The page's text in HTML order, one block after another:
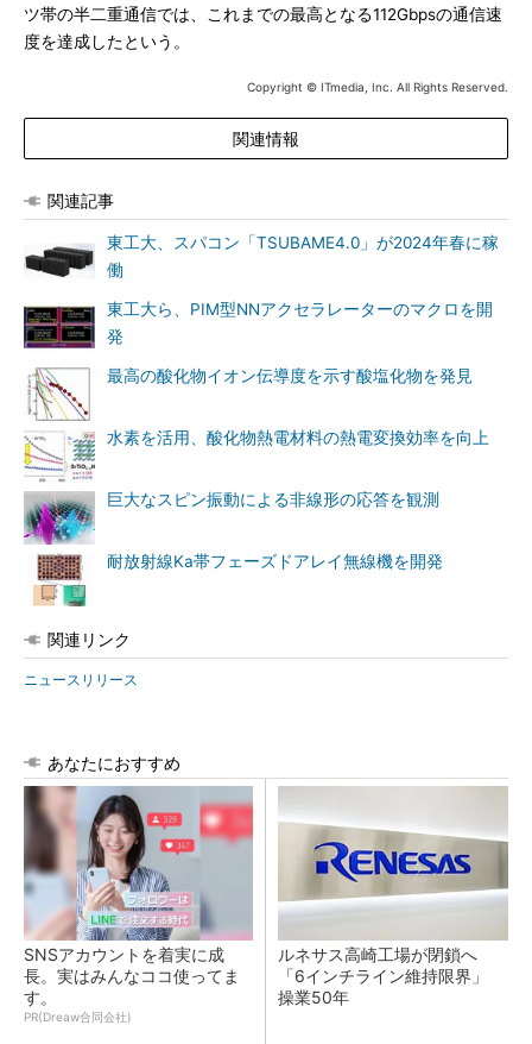
ツ帯の半二重通信では、これまでの最高となる112Gbpsの通信速
度を達成したという。
Copyright © ITmedia, Inc. All Rights Reserved.
関連情報
関連記事
東工大、スパコン「TSUBAME4.0」が2024年春に稼
働
東工大ら、PIM型NNアクセラレーターのマクロを開
発
最高の酸化物イオン伝導度を示す酸塩化物を発見
水素を活用、酸化物熱電材料の熱電変換効率を向上
巨大なスピン振動による非線形の応答を観測
耐放射線Ka帯フェーズドアレイ無線機を開発
関連リンク
ニュースリリース
あなたにおすすめ
SNSアカウントを着実に成
長。実はみんなココ使ってま
す。
PR(Dreaw合同会社)
ルネサス高崎工場が閉鎖へ
「6インチライン維持限界」
操業50年